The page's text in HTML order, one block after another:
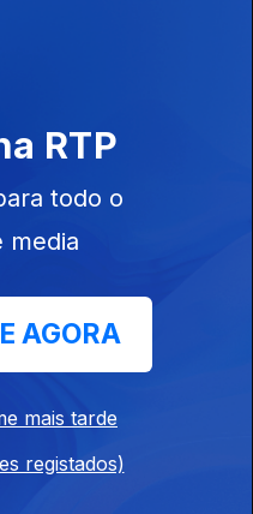
Climáticas
Eclipse
RTP
todo o
media
AGORA
mais tarde
registados)